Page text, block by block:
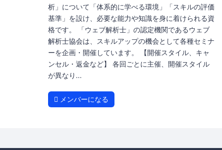
析」について「体系的に学べる環境」「スキルの評価
基準」を設け、必要な能力や知識を身に着けられる資
格です。 「ウェブ解析士」の認定機関であるウェブ
解析士協会は、スキルアップの機会として各種セミナ
ーを企画・開催しています。 【開催スタイル、キャ
ンセル・返金など】 各回ごとに主催、開催スタイル
が異なり...
メンバーになる